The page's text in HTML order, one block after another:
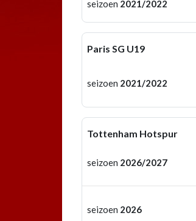
seizoen 2021/2022
Paris SG U19
seizoen 2021/2022
Tottenham Hotspur
seizoen 2026/2027
seizoen 2026